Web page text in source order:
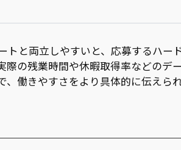
トと両立しやすいと、応募するハー
際の残業時間や休暇取得率などのデ
、働きやすさをより具体的に伝えら